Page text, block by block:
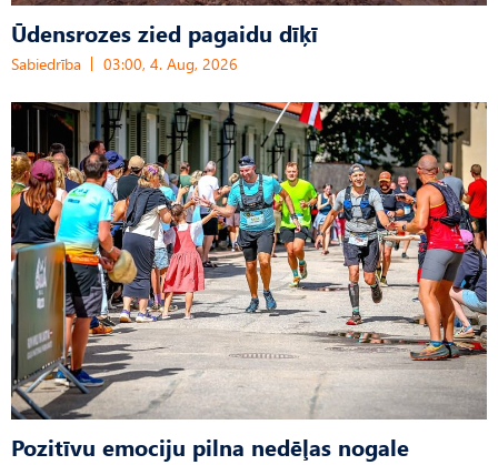
Ūdensrozes zied pagaidu dīķī
Sabiedrība 03:00, 4. Aug, 2026
Pozitīvu emociju pilna nedēļas nogale